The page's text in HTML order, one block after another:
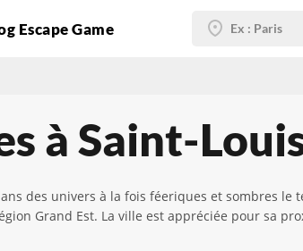
Escape Game
à Saint-
des univers à la fois féeriques et sombres le
Grand Est. La ville est appréciée pour sa